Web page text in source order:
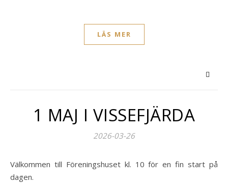
LÄS MER
1 MAJ I VISSEFJÄRDA
2026-03-26
Välkommen till Föreningshuset kl. 10 för en fin start på
dagen.